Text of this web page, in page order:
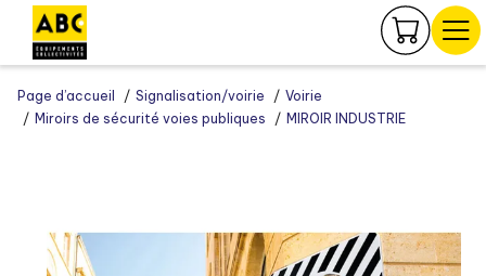
Page d’accueil Signalisation/voirie
Voirie
Miroirs de sécurité voies publiques
MIROIR INDUSTRIE
Panneau de gestion des cookies